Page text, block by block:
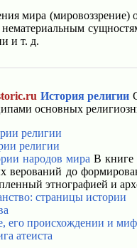
мира
и т. д.
История религии
основных
религии
религии
народов мира В книге
верований до
этнографией и
страницы истории
его происхождении и
атеиста